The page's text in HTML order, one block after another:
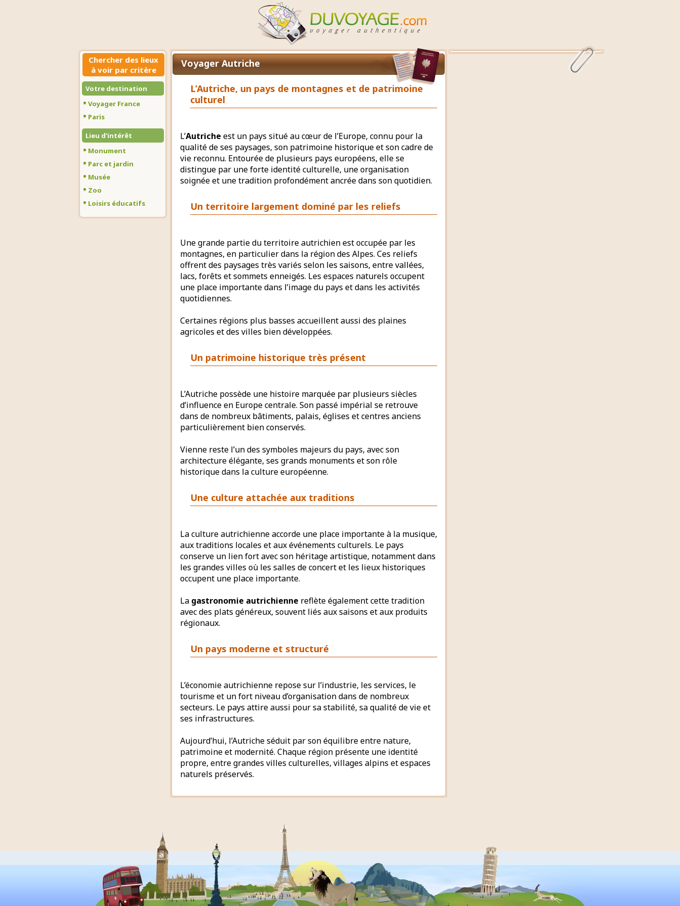
Chercher des lieux
à voir par critère
Votre destination
Voyager France
Paris
Lieu d'intérêt
Monument
Parc et jardin
Musée
Zoo
Loisirs éducatifs
Voyager Autriche
L’Autriche, un pays de montagnes et de patrimoine
culturel
L’Autriche est un pays situé au cœur de l’Europe, connu pour la
qualité de ses paysages, son patrimoine historique et son cadre de
vie reconnu. Entourée de plusieurs pays européens, elle se
distingue par une forte identité culturelle, une organisation
soignée et une tradition profondément ancrée dans son quotidien.
Un territoire largement dominé par les reliefs
Une grande partie du territoire autrichien est occupée par les
montagnes, en particulier dans la région des Alpes. Ces reliefs
offrent des paysages très variés selon les saisons, entre vallées,
lacs, forêts et sommets enneigés. Les espaces naturels occupent
une place importante dans l’image du pays et dans les activités
quotidiennes.
Certaines régions plus basses accueillent aussi des plaines
agricoles et des villes bien développées.
Un patrimoine historique très présent
L’Autriche possède une histoire marquée par plusieurs siècles
d’influence en Europe centrale. Son passé impérial se retrouve
dans de nombreux bâtiments, palais, églises et centres anciens
particulièrement bien conservés.
Vienne reste l’un des symboles majeurs du pays, avec son
architecture élégante, ses grands monuments et son rôle
historique dans la culture européenne.
Une culture attachée aux traditions
La culture autrichienne accorde une place importante à la musique,
aux traditions locales et aux événements culturels. Le pays
conserve un lien fort avec son héritage artistique, notamment dans
les grandes villes où les salles de concert et les lieux historiques
occupent une place importante.
La gastronomie autrichienne reflète également cette tradition
avec des plats généreux, souvent liés aux saisons et aux produits
régionaux.
Un pays moderne et structuré
L’économie autrichienne repose sur l’industrie, les services, le
tourisme et un fort niveau d’organisation dans de nombreux
secteurs. Le pays attire aussi pour sa stabilité, sa qualité de vie et
ses infrastructures.
Aujourd’hui, l’Autriche séduit par son équilibre entre nature,
patrimoine et modernité. Chaque région présente une identité
propre, entre grandes villes culturelles, villages alpins et espaces
naturels préservés.